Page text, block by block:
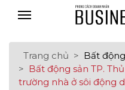
Trang chủ
Bất
Bất động sản TP.
trường nhà ở sôi động